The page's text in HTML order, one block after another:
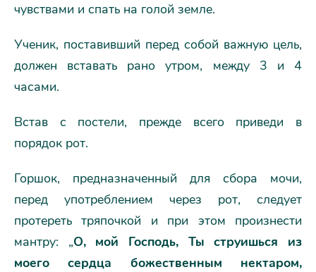
чувствами и спать на голой земле.
Ученик, поставивший перед собой важную цель,
должен вставать рано утром, между 3 и 4
часами.
Встав с постели, прежде всего приведи в
порядок рот.
Горшок, предназначенный для сбора мочи,
перед употреблением через рот, следует
протереть тряпочкой и при этом произнести
мантру: „О, мой Господь, Ты струишься из
моего сердца божественным нектаром,